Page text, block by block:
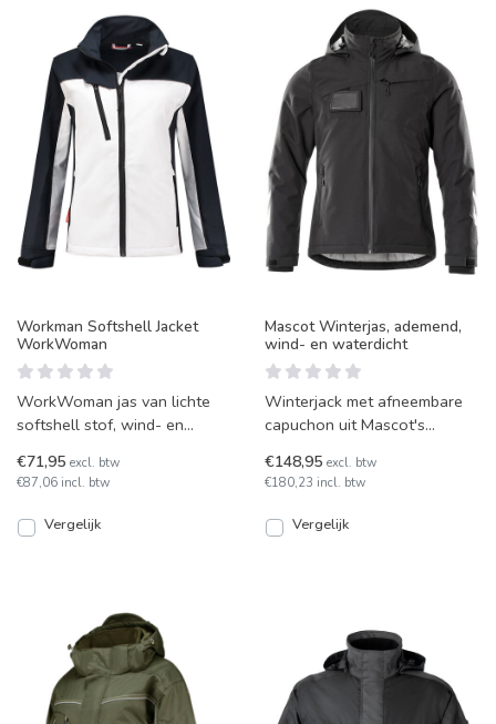
Workman Softshell Jacket
WorkWoman
WorkWoman jas van lichte
softshell stof, wind- en
Ademend en voorzien va
€71,95 excl. btw
€87,06 incl. btw
Vergelijk
Mascot Winterjas, ademend,
wind- en waterdicht
Winterjack met afneembare
capuchon uit Mascot's
uitgebreide bescherming
tegen k
€148,95 excl. btw
€180,23 incl. btw
Vergelijk